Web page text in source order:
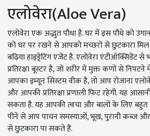
एलोवेरा(Aloe Vera)
एलोवेरा एक अद्भुत पौधा है. घर में इस पौधे को
को घर पर रखने से आपको मच्छरों से छुटकारा
बढ़िया हाइड्रेटिंग एजेंट है. एलोवेरा एंटीऑक्सिडेंट से
प्रतिरक्षा बूस्टर है, जो शरीर में मुक्त कणों से
आपका इम्यून सिस्टम वीक है, तो आप रोजाना
और आपकी प्रतिरक्षा प्रणाली फिट रहेगी. यह
सकता है. यह आपकी त्वचा और बालों के लिए बहुत
पीने से आप पाचन समस्याओं, भूख, पुरानी कब्ज
से छुटकारा पा सकते हैं.